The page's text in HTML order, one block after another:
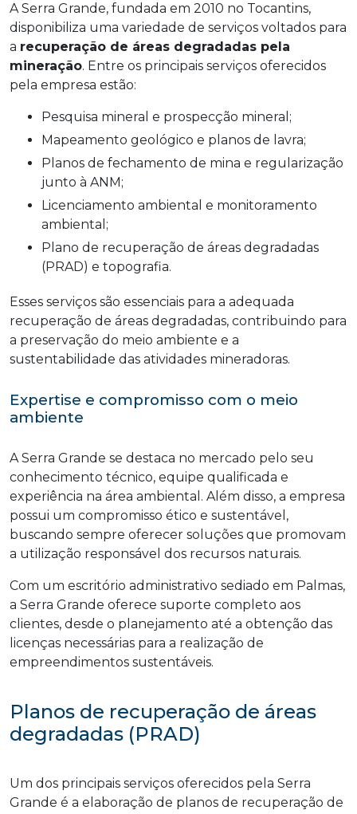
A Serra Grande, fundada em 2010 no Tocantins,
disponibiliza uma variedade de serviços voltados para
a recuperação de áreas degradadas pela
mineração. Entre os principais serviços oferecidos
pela empresa estão:
Pesquisa mineral e prospecção mineral;
Mapeamento geológico e planos de lavra;
Planos de fechamento de mina e regularização
junto à ANM;
Licenciamento ambiental e monitoramento
ambiental;
Plano de recuperação de áreas degradadas
(PRAD) e topografia.
Esses serviços são essenciais para a adequada
recuperação de áreas degradadas, contribuindo para
a preservação do meio ambiente e a
sustentabilidade das atividades mineradoras.
Expertise e compromisso com o meio
ambiente
A Serra Grande se destaca no mercado pelo seu
conhecimento técnico, equipe qualificada e
experiência na área ambiental. Além disso, a empresa
possui um compromisso ético e sustentável,
buscando sempre oferecer soluções que promovam
a utilização responsável dos recursos naturais.
Com um escritório administrativo sediado em Palmas,
a Serra Grande oferece suporte completo aos
clientes, desde o planejamento até a obtenção das
licenças necessárias para a realização de
empreendimentos sustentáveis.
Planos de recuperação de áreas
degradadas (PRAD)
Um dos principais serviços oferecidos pela Serra
Grande é a elaboração de planos de recuperação de